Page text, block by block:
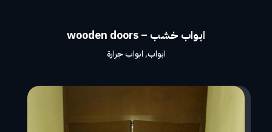
ابواب خشب – wooden doors
ابواب, ابواب جرارة